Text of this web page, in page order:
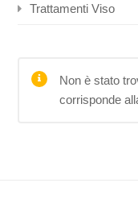
Non è stato
corrisponde
Trattamenti Viso